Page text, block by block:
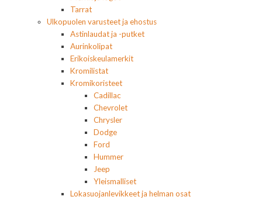
Tarrat
Ulkopuolen varusteet ja ehostus
Astinlaudat ja -putket
Aurinkolipat
Erikoiskeulamerkit
Kromilistat
Kromikoristeet
Cadillac
Chevrolet
Chrysler
Dodge
Ford
Hummer
Jeep
Yleismalliset
Lokasuojanlevikkeet ja helman osat